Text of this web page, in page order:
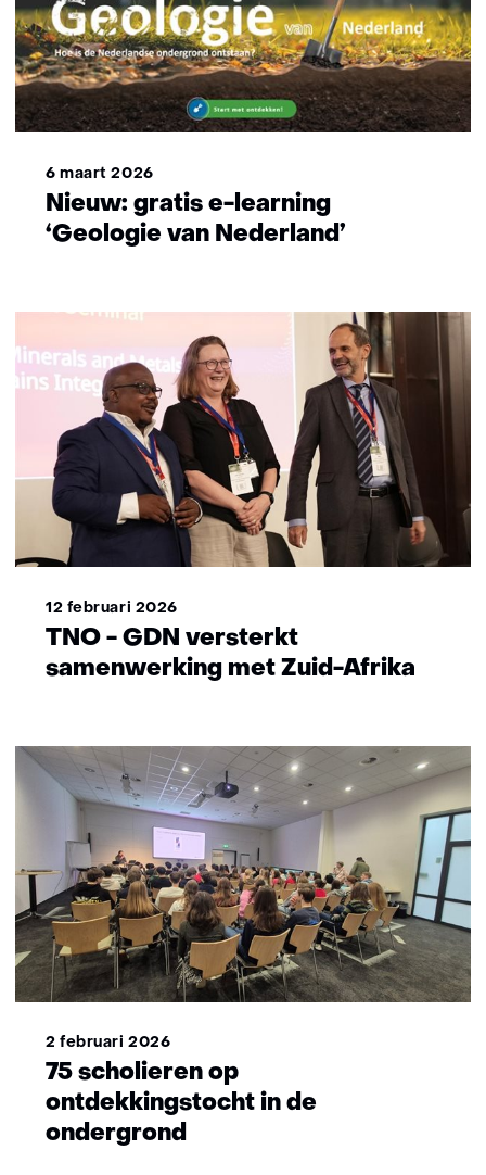
6 maart 2026
Nieuw: gratis e-learning
‘Geologie van Nederland’
12 februari 2026
TNO - GDN versterkt
samenwerking met Zuid-Afrika
2 februari 2026
75 scholieren op
ontdekkingstocht in de
ondergrond